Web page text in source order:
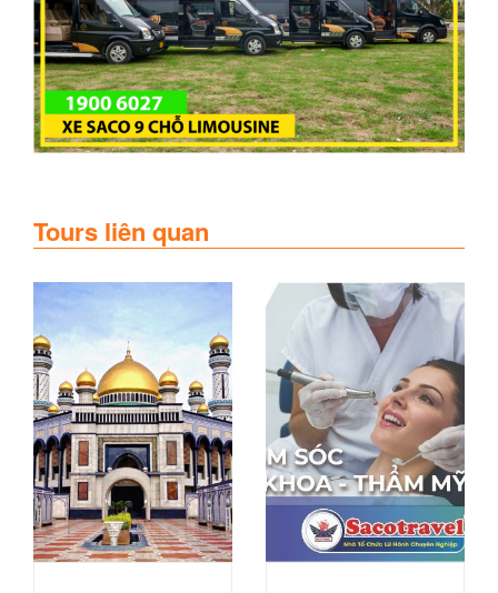
Tours liên quan